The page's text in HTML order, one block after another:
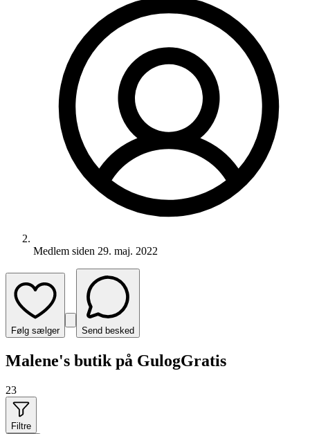
Medlem siden 29. maj. 2022
Følg sælger Send besked
Malene's butik på GulogGratis
23
Filtre